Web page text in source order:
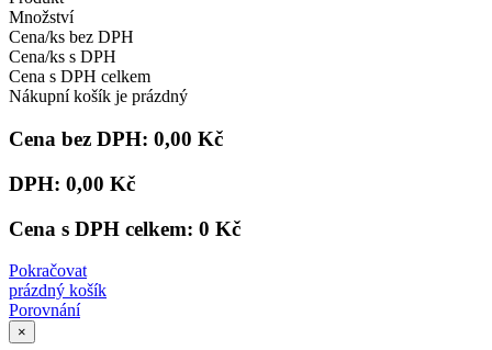
Množství
Cena/ks bez DPH
Cena/ks s DPH
Cena s DPH celkem
Nákupní košík je prázdný
Cena bez DPH: 0,00 Kč
DPH: 0,00 Kč
Cena s DPH celkem: 0 Kč
Pokračovat
prázdný košík
Porovnání
×